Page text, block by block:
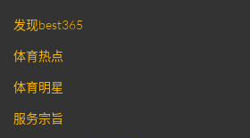
发现best365
体育热点
体育明星
服务宗旨